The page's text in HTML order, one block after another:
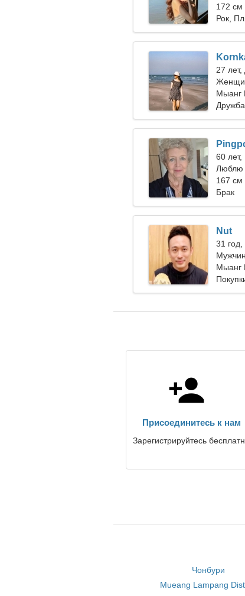
172 см
Рок,
27 лет,
Мыанг
Дружба
60 лет,
Люблю
167 см
Брак
Nut
31 год,
Мыанг
Присоединитесь к нам
Зарегистрируйтесь
Чонбури
Mueang Lampang